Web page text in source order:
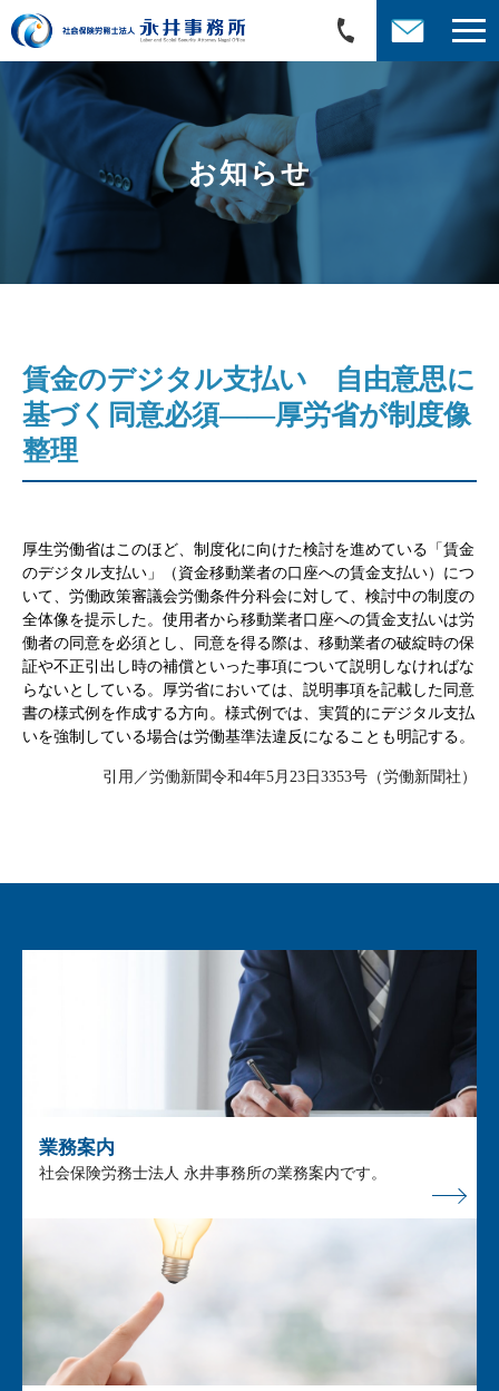
お知らせ
賃金のデジタル支払い 自由意思に
基づく同意必須――厚労省が制度像
整理
厚生労働省はこのほど、制度化に向けた検討を進めている「賃金
のデジタル支払い」（資金移動業者の口座への賃金支払い）につ
いて、労働政策審議会労働条件分科会に対して、検討中の制度の
全体像を提示した。使用者から移動業者口座への賃金支払いは労
働者の同意を必須とし、同意を得る際は、移動業者の破綻時の保
証や不正引出し時の補償といった事項について説明しなければな
らないとしている。厚労省においては、説明事項を記載した同意
書の様式例を作成する方向。様式例では、実質的にデジタル支払
いを強制している場合は労働基準法違反になることも明記する。
引用／労働新聞令和4年5月23日3353号（労働新聞社）
業務案内
社会保険労務士法人 永井事務所の業務案内です。